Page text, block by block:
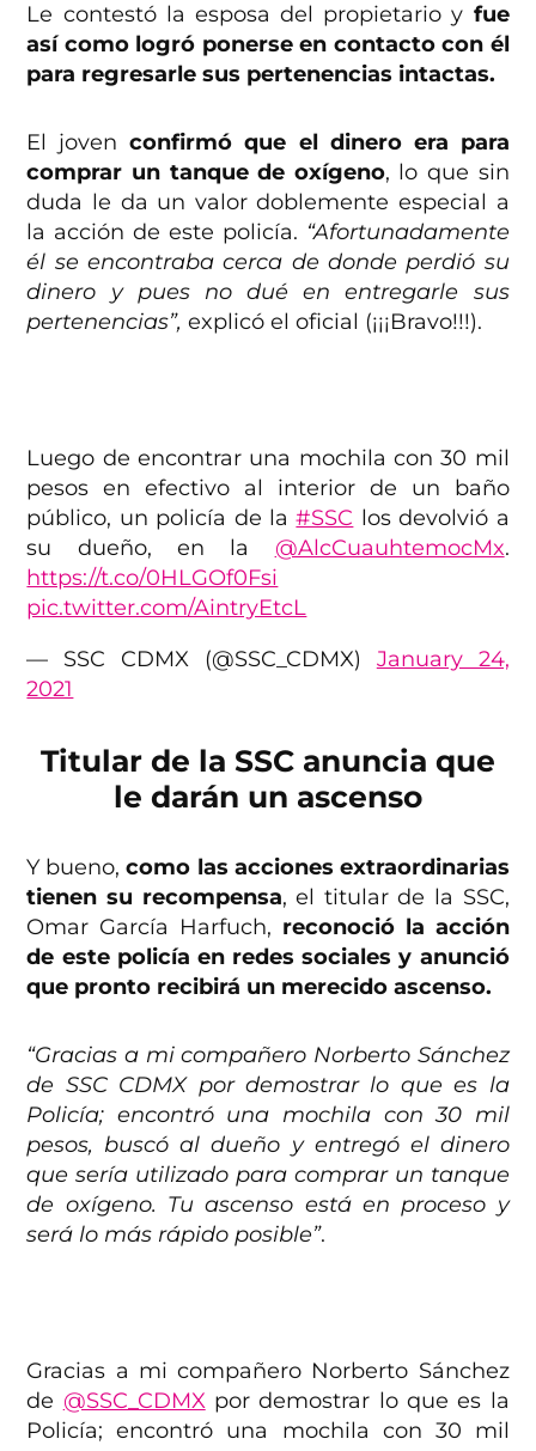
Le contestó la esposa del propietario y fue
así como logró ponerse en contacto con él
para regresarle sus pertenencias intactas.
El jovenconfirmó que el dinero era para
comprar un tanque de oxígeno, lo que sin
duda le da un valor doblemente especial a
la acción de este policía. “Afortunadamente
él se encontraba cerca de donde perdió su
dinero y pues no dué en entregarle sus
pertenencias”, explicó el oficial (¡¡¡Bravo!!!).
Luego de encontrar una mochila con 30 mil
pesos en efectivo al interior de un baño
público, un policía de la#SSC los devolvió a
su dueño, en la @AlcCuauhtemocMx.
https://t.co/0HLGOf0Fsi
pic.twitter.com/AintryEtcL
— SSC CDMX (@SSC_CDMX) January 24,
2021
Titular de la SSC anuncia que
le darán un ascenso
Y bueno,como las acciones extraordinarias
tienen su recompensa, el titular de la SSC,
Omar García Harfuch, reconoció la acción
de este policía en redes sociales y anunció
que pronto recibirá un merecido ascenso.
“Gracias a mi compañero Norberto Sánchez
de SSC CDMX por demostrar lo que es la
Policía; encontró una mochila con 30 mil
pesos, buscó al dueño y entregó el dinero
que sería utilizado para comprar un tanque
de oxígeno. Tu ascenso está en proceso y
será lo más rápido posible”.
Gracias a mi compañero Norberto Sánchez
de @SSC_CDMXpor demostrar lo que es la
Policía; encontró una mochila con 30 mil